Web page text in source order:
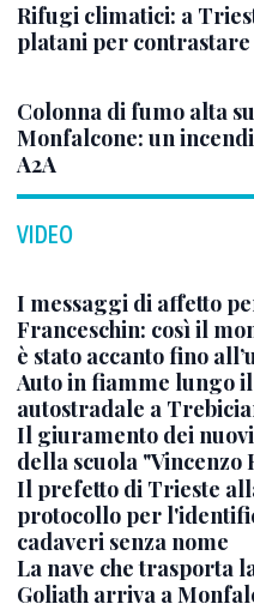
Rifugi climatici: a
platani per
Colonna di fumo alta
Monfalcone: un
A2A
VIDEO
I messaggi di affetto
Franceschin: così il
è stato accanto fino
Auto in fiamme lungo
autostradale a
Il giuramento dei
della scuola "Vincenzo
Il prefetto di Trieste
protocollo per
cadaveri senza nome
La nave che trasporta
Goliath arriva a